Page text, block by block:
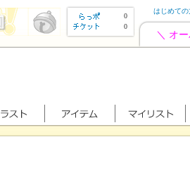
0
0
はじめての
＼ オ